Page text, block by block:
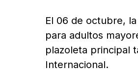
El 06 de octubre,
para adultos
plazoleta principal
Internacional.